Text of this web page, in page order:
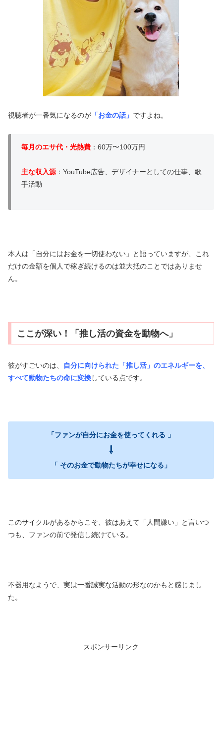
視聴者が一番気になるのが 「お金の話」 ですよね。
毎月のエサ代・光熱費 ：60万〜100万円
主な収入源 ：YouTube広告、デザイナーとしての仕事、歌
手活動
本人は「自分にはお金を一切使わない」と語っていますが、これ
だけの金額を個人で稼ぎ続けるのは並大抵のことではありませ
ん。
ここが深い！「推し活の資金を動物へ」
彼がすごいのは、
自分に向けられた「推し活」のエネルギーを、
すべて動物たちの命に変換している点です。
「ファンが自分にお金を使ってくれる 」
⇩
「 そのお金で動物たちが幸せになる」
このサイクルがあるからこそ、彼はあえて「人間嫌い」と言いつ
つも、ファンの前で発信し続けている。
不器用なようで、実は一番誠実な活動の形なのかもと感じまし
た。
スポンサーリンク